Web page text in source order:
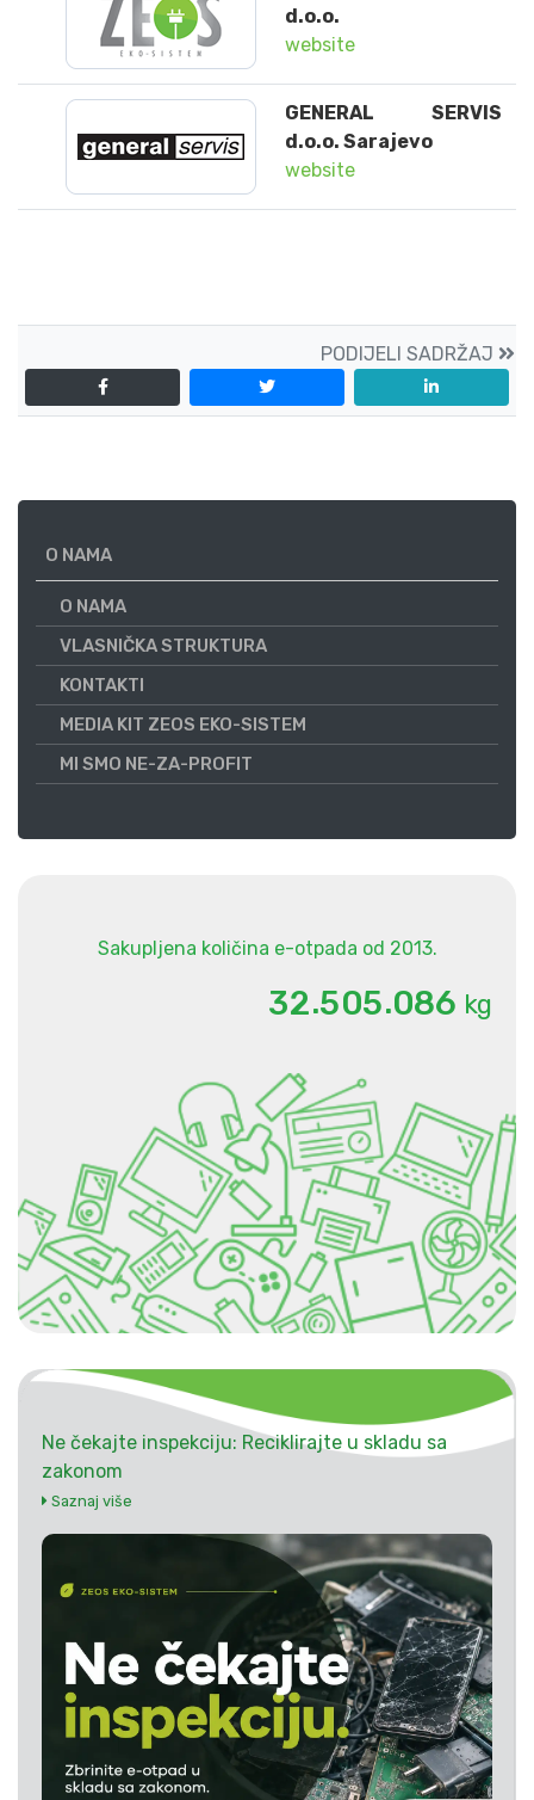
d.o.o.
website
GENERAL SERVIS
d.o.o. Sarajevo
website
PODIJELI SADRŽAJ
O NAMA
O NAMA
VLASNIČKA STRUKTURA
KONTAKTI
MEDIA KIT ZEOS EKO-SISTEM
MI SMO NE-ZA-PROFIT
Sakupljena količina e-otpada od 2013.
32.505.086 kg
Ne čekajte inspekciju: Reciklirajte u skladu sa
zakonom
Saznaj više